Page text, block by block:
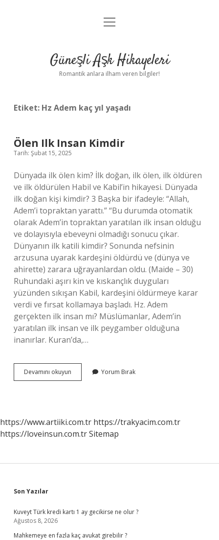
Anasayfa
Yasal Uyarı
menüyü
Güneşli Aşk Hikayeleri
Romantik anlara ilham veren bilgiler!
Etiket: Hz Adem kaç yıl yaşadı
Ölen Ilk Insan Kimdir
Tarih: Şubat 15, 2025
Dünyada ilk ölen kim? İlk doğan, ilk ölen, ilk öldüren
ve ilk öldürülen Habil ve Kabil’in hikayesi. Dünyada
ilk doğan kişi kimdir? 3 Başka bir ifadeyle: “Allah,
Adem’i topraktan yarattı.” “Bu durumda otomatik
olarak Adem’in topraktan yaratılan ilk insan olduğu
ve dolayısıyla ebeveyni olmadığı sonucu çıkar.
Dünyanın ilk katili kimdir? Sonunda nefsinin
arzusuna uyarak kardeşini öldürdü ve (dünya ve
ahirette) zarara uğrayanlardan oldu. (Maide – 30)
Ruhundaki aşırı kin ve kıskançlık duyguları
yüzünden sıkışan Kabil, kardeşini öldürmeye karar
verdi ve fırsat kollamaya başladı. Hz. Adem
gerçekten ilk insan mı? Müslümanlar, Adem’in
yaratılan ilk insan ve ilk peygamber olduğuna
inanırlar. Kuran’da,…
Devamını okuyun
Ilk
Yorum Bırak
https://www.artiiki.com.tr https://trakyacim.com.tr
https://loveinsun.com.trSitemap
Sidebar
Son Yazılar
Kuveyt Türk kredi kartı 1 ay gecikirse ne olur ?
Ağustos 8, 2026
Mahkemeye en fazla kaç avukat girebilir ?